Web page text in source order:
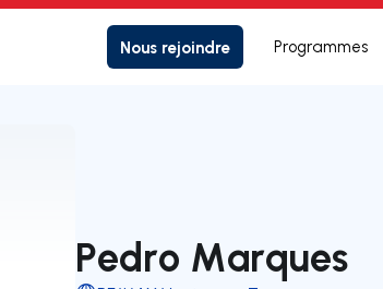
Nous rejoindre Programmes
Pedro Marques